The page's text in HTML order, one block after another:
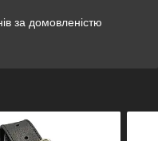
за домовленістю